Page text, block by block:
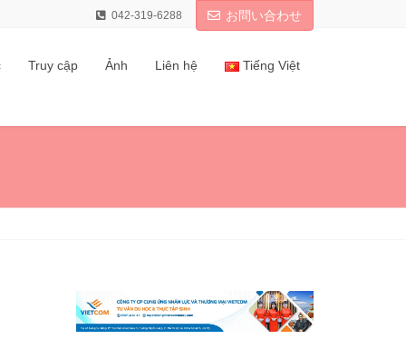
042-319-6288 お問い合わせ
Truy cập Ảnh Liên hệ Tiếng Việt